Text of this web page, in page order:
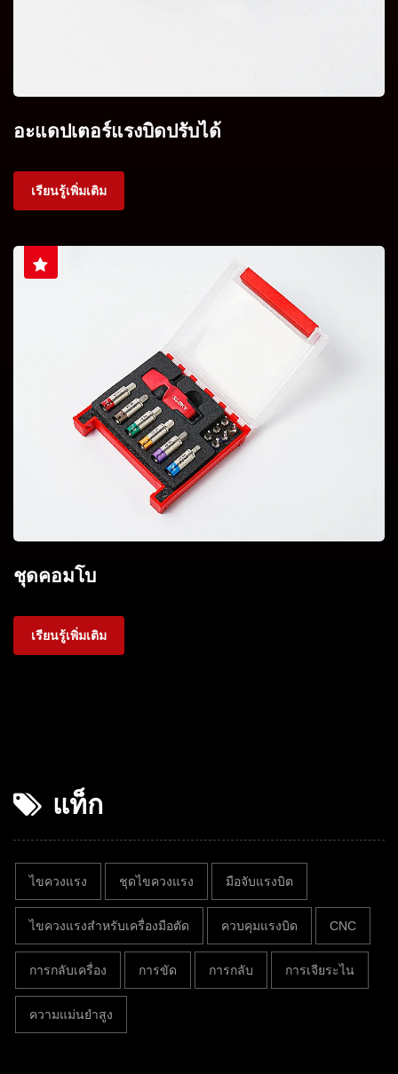
อะแดปเตอร์แรงบิดปรับได้
เรียนรู้เพิ่มเติม
ชุดคอมโบ
เรียนรู้เพิ่มเติม
แท็ก
ไขควงแรง ชุดไขควงแรง มือจับแรงบิต
ไขควงแรงสำหรับเครื่องมือตัด ควบคุมแรงบิด CNC
การกลับเครื่อง การขัด การกลับ การเจียระไน
ความแม่นยำสูง